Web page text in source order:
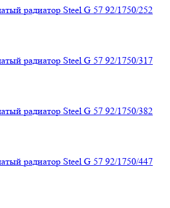
радиатор Steel G 57 92/1750/252
радиатор Steel G 57 92/1750/317
радиатор Steel G 57 92/1750/382
радиатор Steel G 57 92/1750/447